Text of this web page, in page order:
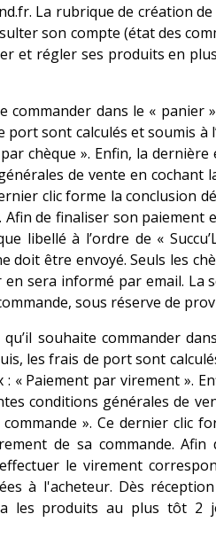
La rubrique de création
son compte (état des
et régler ses produits en
commander dans le « panier
sont calculés et soumis
chèque ». Enfin, la
de vente en cochant
clic forme la conclusion
de finaliser son paiement
libellé à l’ordre de «
doit être envoyé. Seuls les
sera informé par email. La
sous réserve de
souhaite commander
les frais de port sont
« Paiement par virement ».
conditions générales de
». Ce dernier clic
de sa commande.
le virement
à l'acheteur. Dès
les produits au plus tôt 2